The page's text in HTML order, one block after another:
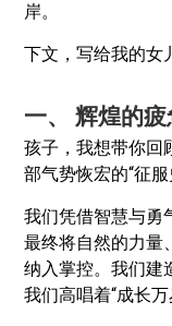
岸。
下文，写给我的女
一、 辉煌的
孩子，我想带你回
部气势恢宏的“征服
我们凭借智慧与勇
最终将自然的力量
纳入掌控。我们建
我们高唱着“成长